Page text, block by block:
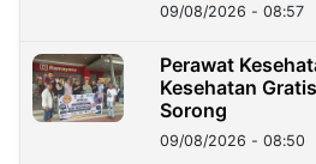
09/08/2026 - 08:57
Perawat
Kesehatan
Sorong
09/08/2026 - 08:50